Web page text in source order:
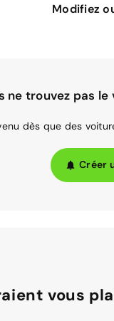
Modifiez
ne trouvez pas le
dès que des
Créer
vous